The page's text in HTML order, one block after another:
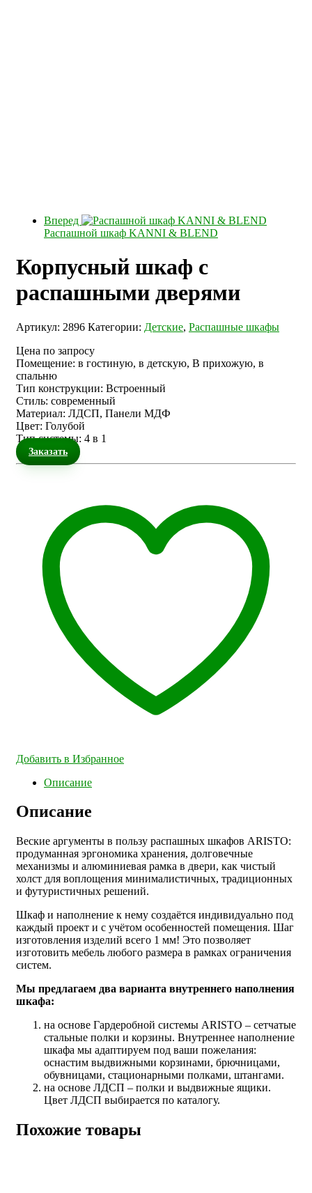
Вперед
Распашной шкаф KANNI & BLEND
Корпусный шкаф с
распашными дверями
Артикул: 2896 Категории: Детские, Распашные шкафы
Цена по запросу
Помещение: в гостиную, в детскую, В прихожую, в
спальню
Тип конструкции: Встроенный
Стиль: современный
Материал: ЛДСП, Панели МДФ
Цвет: Голубой
Тип системы: 4 в 1
Заказать
Добавить в Избранное
Описание
Описание
Веские аргументы в пользу распашных шкафов ARISTO:
продуманная эргономика хранения, долговечные
механизмы и алюминиевая рамка в двери, как чистый
холст для воплощения минималистичных, традиционных
и футуристичных решений.
Шкаф и наполнение к нему создаётся индивидуально под
каждый проект и с учётом особенностей помещения. Шаг
изготовления изделий всего 1 мм! Это позволяет
изготовить мебель любого размера в рамках ограничения
систем.
Мы предлагаем два варианта внутреннего наполнения
шкафа:
на основе Гардеробной системы ARISTO – сетчатые
стальные полки и корзины. Внутреннее наполнение
шкафа мы адаптируем под ваши пожелания:
оснастим выдвижными корзинами, брючницами,
обувницами, стационарными полками, штангами.
на основе ЛДСП – полки и выдвижные ящики.
Цвет ЛДСП выбирается по каталогу.
Похожие товары